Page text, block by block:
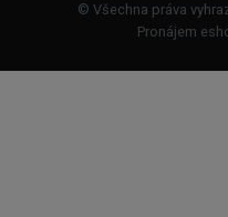
© Všechna práva
Pronájem